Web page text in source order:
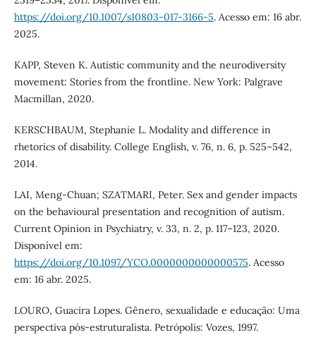
https://doi.org/10.1007/s10803-017-3166-5. Acesso em: 16 abr.
2025.
KAPP, Steven K. Autistic community and the neurodiversity
movement: Stories from the frontline. New York: Palgrave
Macmillan, 2020.
KERSCHBAUM, Stephanie L. Modality and difference in
rhetorics of disability. College English, v. 76, n. 6, p. 525–542,
2014.
LAI, Meng-Chuan; SZATMARI, Peter. Sex and gender impacts
on the behavioural presentation and recognition of autism.
Current Opinion in Psychiatry, v. 33, n. 2, p. 117–123, 2020.
Disponível em:
https://doi.org/10.1097/YCO.0000000000000575. Acesso
em: 16 abr. 2025.
LOURO, Guacira Lopes. Gênero, sexualidade e educação: Uma
perspectiva pós-estruturalista. Petrópolis: Vozes, 1997.